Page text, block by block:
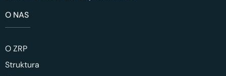
O NAS
O ZRP
Struktura